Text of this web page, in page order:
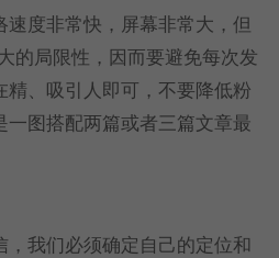
速度非常快，屏幕非常大，但
的局限性，因而要避免每次发
精、吸引人即可，不要降低粉
一图搭配两篇或者三篇文章最
我们必须确定自己的定位和